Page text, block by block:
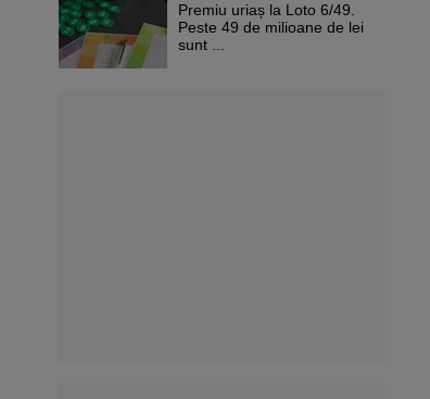
Premiu uriaș la Loto 6/49.
Peste 49 de milioane de lei
sunt ...